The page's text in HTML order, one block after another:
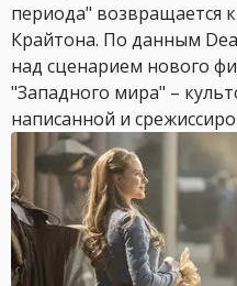
периода" возвращается
Крайтона. По данным
над сценарием нового
"Западного мира" –
написанной и